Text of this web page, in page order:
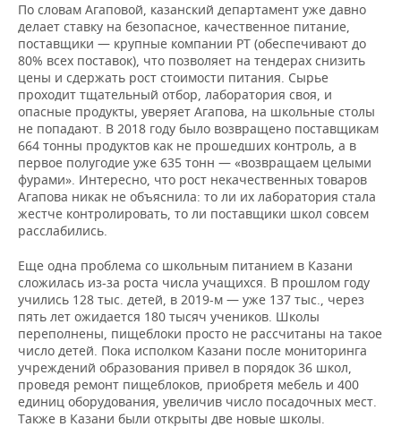
По словам Агаповой, казанский департамент уже давно
делает ставку на безопасное, качественное питание,
поставщики — крупные компании РТ (обеспечивают до
80% всех поставок), что позволяет на тендерах снизить
цены и сдержать рост стоимости питания. Сырье
проходит тщательный отбор, лаборатория своя, и
опасные продукты, уверяет Агапова, на школьные столы
не попадают. В 2018 году было возвращено поставщикам
664 тонны продуктов как не прошедших контроль, а в
первое полугодие уже 635 тонн — «возвращаем целыми
фурами». Интересно, что рост некачественных товаров
Агапова никак не объяснила: то ли их лаборатория стала
жестче контролировать, то ли поставщики школ совсем
расслабились.
Еще одна проблема со школьным питанием в Казани
сложилась из-за роста числа учащихся. В прошлом году
учились 128 тыс. детей, в 2019-м — уже 137 тыс., через
пять лет ожидается 180 тысяч учеников. Школы
переполнены, пищеблоки просто не рассчитаны на такое
число детей. Пока исполком Казани после мониторинга
учреждений образования привел в порядок 36 школ,
проведя ремонт пищеблоков, приобретя мебель и 400
единиц оборудования, увеличив число посадочных мест.
Также в Казани были открыты две новые школы.